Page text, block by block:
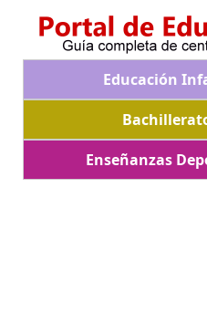
Educación
Enseñanzas